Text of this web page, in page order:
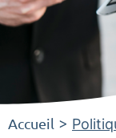
Accueil >